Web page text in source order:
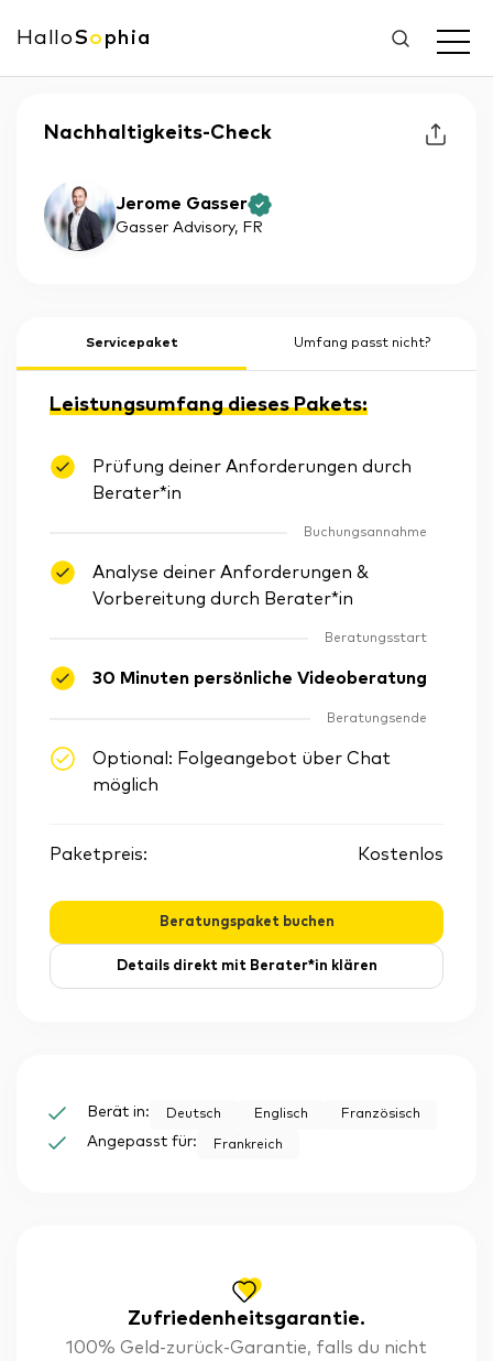
HalloSo phia
Nachhaltigkeits-Check
Jerome Gasser
Gasser Advisory, FR
Zufriedenheitsgarantie.
100% Geld-zurück-Garantie, falls du nicht
Servicepaket Umfang passt nicht?
Leistungsumfang dieses Pakets:
Prüfung deiner Anforderungen durch
Berater*in
Buchungsannahme
Analyse deiner Anforderungen &
Vorbereitung durch Berater*in
Beratungsstart
30 Minuten persönliche Videoberatung
Beratungsende
Optional: Folgeangebot über Chat
möglich
Paketpreis: Kostenlos
Beratungspaket buchen
Details direkt mit Berater*in klären
Berät in: Deutsch Englisch Französisch
Angepasst für: Frankreich